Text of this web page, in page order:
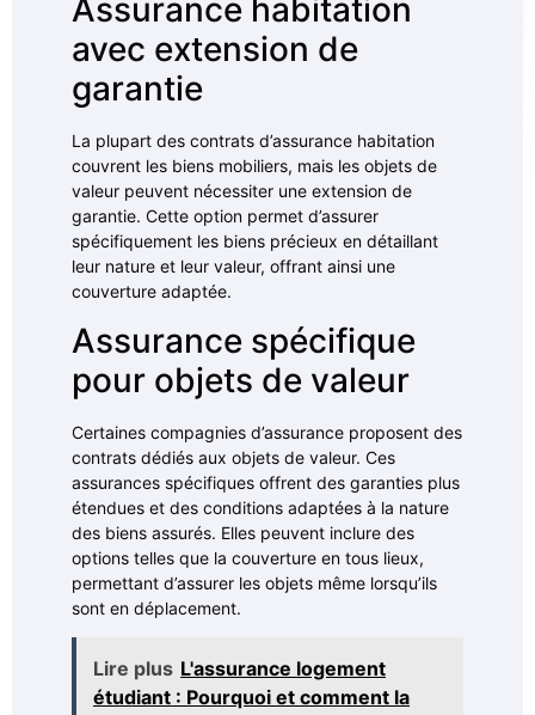
Assurance habitation
avec extension de
garantie
La plupart des contrats d’assurance habitation
couvrent les biens mobiliers, mais les objets de
valeur peuvent nécessiter une extension de
garantie. Cette option permet d’assurer
spécifiquement les biens précieux en détaillant
leur nature et leur valeur, offrant ainsi une
couverture adaptée.
Assurance spécifique
pour objets de valeur
Certaines compagnies d’assurance proposent des
contrats dédiés aux objets de valeur. Ces
assurances spécifiques offrent des garanties plus
étendues et des conditions adaptées à la nature
des biens assurés. Elles peuvent inclure des
options telles que la couverture en tous lieux,
permettant d’assurer les objets même lorsqu’ils
sont en déplacement.
Lire plus L'assurance logement
étudiant : Pourquoi et comment la